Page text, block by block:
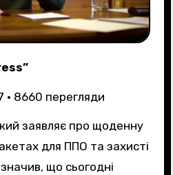
• 8660 перегляди
для ППО та захисті
що сьогодні